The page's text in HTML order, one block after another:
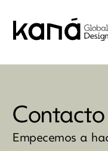
Contacto
Empecemos a